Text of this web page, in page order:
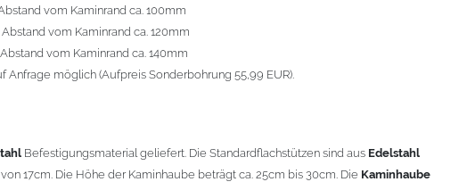
Typen zur Auswahl. Bitte imAuswahlfeld
: 01 Haus,03 Welle (unser Topseller)
Welle, 15 Welle 90° gedreht, 17 Dach, 18 Plafond 2, 19 S-Line, 20 Pult
09 (Pagode), 10 (Sauerland), 16 (Galicia) werden nur in Materialdicke 1,5mm
ca. 2-3-fache vom 1,5mm Standardpreis)
vom Kaminrand ca. 100mm
vom Kaminrand ca. 120mm
vom Kaminrand ca. 140mm
Anfrage möglich (Aufpreis Sonderbohrung 55,99 EUR).
Befestigungsmaterial geliefert. Die Standardflachstützen sind aus Edelstahl
17cm. Die Höhe der Kaminhaube beträgt ca. 25cm bis 30cm. Die Kaminhaube